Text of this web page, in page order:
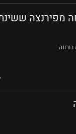
מפירנצה